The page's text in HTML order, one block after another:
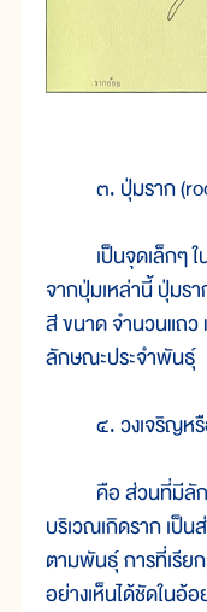
๓. ปุ่มราก
เป็นจุดเล็กๆ ใน
จากปุ่มเหล่านี้ ปุ่มร
สี ขนาด จำนวนแถว
ลักษณะประจำพันธุ์
๔. วงเจริญหรือ
คือ ส่วนที่มีลักษ
บริเวณเกิดราก เป็
ตามพันธุ์ การที่เรีย
อย่างเห็นได้ชัดในอ้